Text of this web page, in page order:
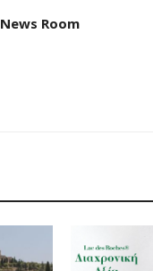
News Room